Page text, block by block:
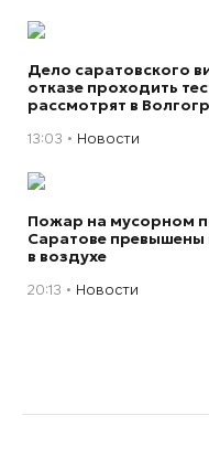
Дело саратовского
отказе проходить
рассмотрят в
13:03 Новости
Пожар на мусорном
Саратове
в воздухе
20:13 Новости